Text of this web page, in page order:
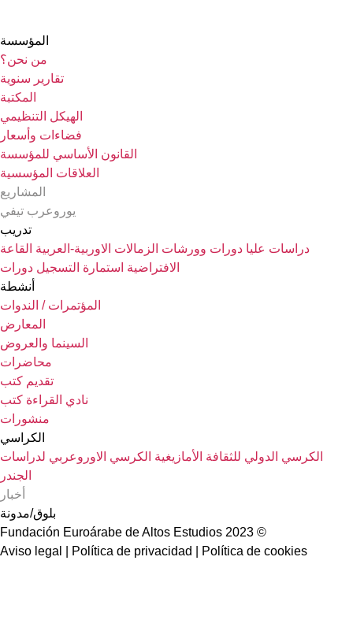
المؤسسة
من نحن؟
تقارير سنوية
المكتبة
الهيكل التنظيمي
فضاءات وأسعار
القانون الأساسي للمؤسسة
العلاقات المؤسسية
المشاريع
يوروعرب تيفي
تدريب
دراسات عليا دورات وورشات الزمالات الاوربية-العربية القاعة
الافتراضية استمارة التسجيل دورات
أنشطة
المؤتمرات / الندوات
المعارض
السينما والعروض
محاضرات
تقديم كتب
نادي القراءة كتب
منشورات
الكراسي
الكرسي الدولي للثقافة الأمازيغية الكرسي الاوروعربي لدراسات
الجندر
أخبار
بلوق/مدونة
© 2023 Fundación Euroárabe de Altos Estudios
Aviso legal | Política de privacidad | Política de cookies